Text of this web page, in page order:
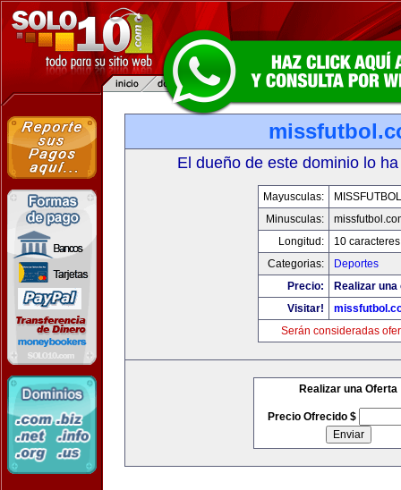
El dueño de este dominio lo
Mayusculas:
Minusculas:
Longitud:
10 caracteres
Categorias:
Deportes
Precio:
Realizar
Visitar!
Serán consideradas
Realizar una Oferta
Precio Ofrecido $